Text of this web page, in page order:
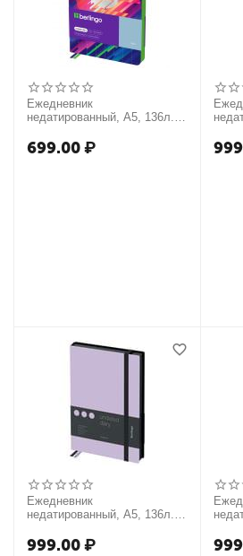
Ежедневник
недатированный, А5, 136л.,
зеленый срез, с рисунком
699.00₽
Ежедневник
недатированный, А5, 136л.,
черный/лаванда, с резинкой
999.00₽